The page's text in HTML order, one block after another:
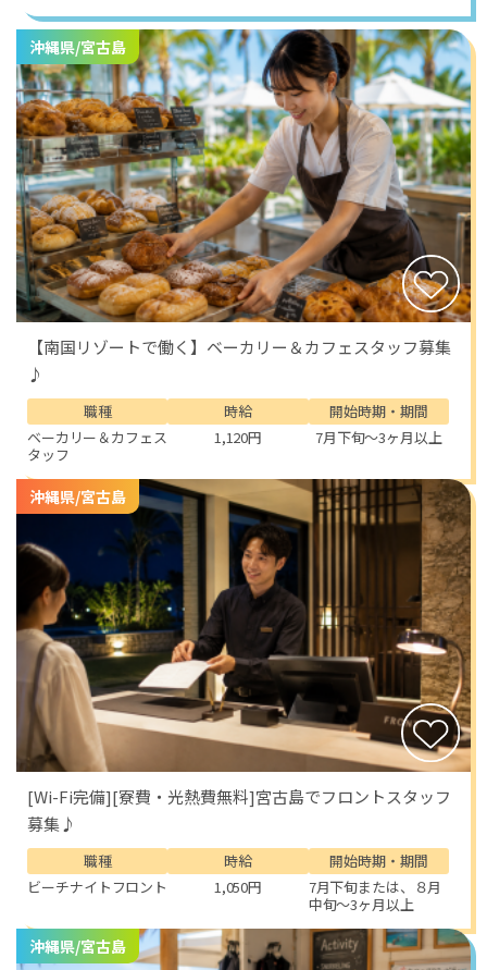
沖縄県/宮古島
【南国リゾートで働く】ベーカリー＆カフェスタッフ募集
♪
職種
ベーカリー＆カフェス
タッフ
時給
1,120円
開始時期・期間
7月下旬～3ヶ月以上
沖縄県/宮古島
[Wi-Fi完備][寮費・光熱費無料]宮古島でフロントスタッフ
募集♪
職種
ビーチナイトフロント
時給
1,050円
開始時期・期間
7月下旬または、８月
中旬～3ヶ月以上
沖縄県/宮古島